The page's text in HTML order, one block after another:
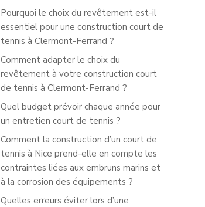
Pourquoi le choix du revêtement est-il
essentiel pour une construction court de
tennis à Clermont-Ferrand ?
Comment adapter le choix du
revêtement à votre construction court
de tennis à Clermont-Ferrand ?
Quel budget prévoir chaque année pour
un entretien court de tennis ?
Comment la construction d’un court de
tennis à Nice prend-elle en compte les
contraintes liées aux embruns marins et
à la corrosion des équipements ?
Quelles erreurs éviter lors d’une